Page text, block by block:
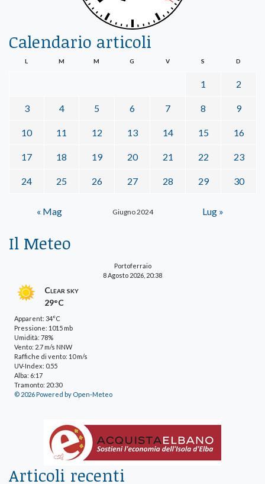
Calendario articoli
Giugno 2024
L M M G V S D
1 2
3 4 5 6 7 8 9
10 11 12 13 14 15 16
17 18 19 20 21 22 23
24 25 26 27 28 29 30
« Mag Lug »
Il Meteo
Portoferraio
8 Agosto 2026, 20:38
Clear sky
29°C
Apparent: 34°C
Pressione: 1015 mb
Umidità: 78%
Vento: 2.7 m/s NNW
Raffiche di vento: 10 m/s
UV-Index: 0.55
Alba: 6:17
Tramonto: 20:30
© 2026 Powered by Open-Meteo
Articoli recenti